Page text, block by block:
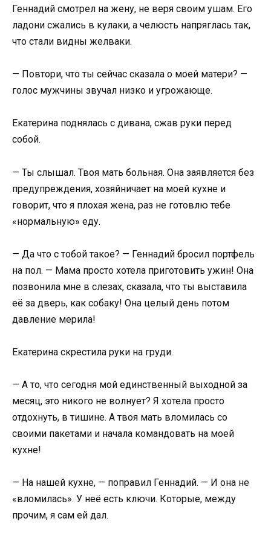
Геннадий смотрел на жену, не веря своим ушам. Его
ладони сжались в кулаки, а челюсть напряглась так,
что стали видны желваки.
— Повтори, что ты сейчас сказала о моей матери? —
голос мужчины звучал низко и угрожающе.
Екатерина поднялась с дивана, сжав руки перед
собой.
— Ты слышал. Твоя мать больная. Она заявляется без
предупреждения, хозяйничает на моей кухне и
говорит, что я плохая жена, раз не готовлю тебе
«нормальную» еду.
— Да что с тобой такое? — Геннадий бросил портфель
на пол. — Мама просто хотела приготовить ужин! Она
позвонила мне в слезах, сказала, что ты выставила
её за дверь, как собаку! Она целый день потом
давление мерила!
Екатерина скрестила руки на груди.
— А то, что сегодня мой единственный выходной за
месяц, это никого не волнует? Я хотела просто
отдохнуть, в тишине. А твоя мать вломилась со
своими пакетами и начала командовать на моей
кухне!
— На нашей кухне, — поправил Геннадий. — И она не
«вломилась». У неё есть ключи. Которые, между
прочим, я сам ей дал.